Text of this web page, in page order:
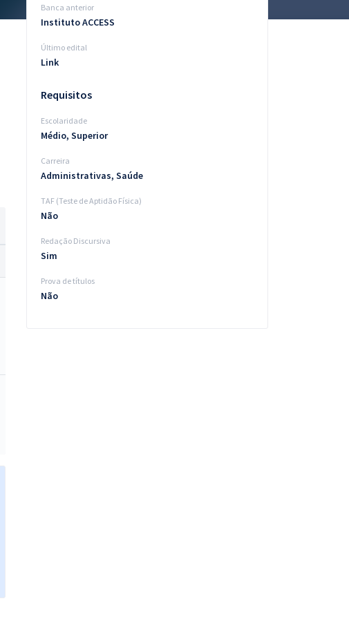
Banca anterior
Instituto ACCESS
Último edital
Link
Requisitos
Escolaridade
Médio, Superior
Carreira
Administrativas, Saúde
TAF (Teste de Aptidão Física)
Não
Redação Discursiva
Sim
Prova de títulos
Não